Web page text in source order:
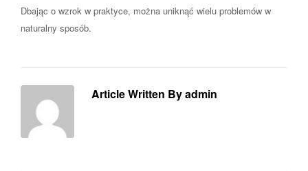
Dbając o wzrok w praktyce, można uniknąć wielu problemów w
naturalny sposób.
Article Written By admin